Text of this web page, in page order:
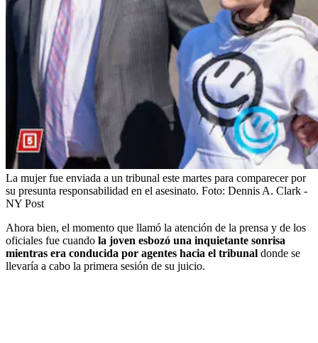
La mujer fue enviada a un tribunal este martes para comparecer por
su presunta responsabilidad en el asesinato. Foto: Dennis A. Clark -
NY Post
Ahora bien, el momento que llamó la atención de la prensa y de los
oficiales fue cuando la joven esbozó una inquietante sonrisa
mientras era conducida por agentes hacia el tribunal donde se
llevaría a cabo la primera sesión de su juicio.